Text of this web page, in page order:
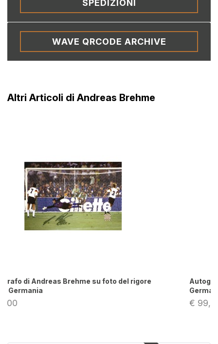
SPEDIZIONI
WAVE QRCODE ARCHIVE
Altri Articoli di Andreas Brehme
Autografo di Andreas Brehme Legends Painting
Germania 30x40